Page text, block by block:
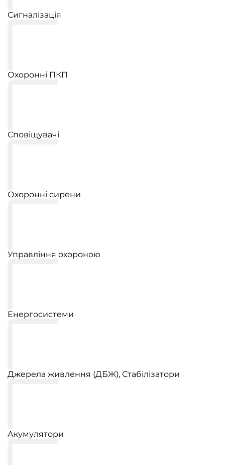
Сигналізація
Охоронні ПКП
Сповіщувачі
Охоронні сирени
Управління охороною
Енергосистеми
Джерела живлення (ДБЖ), Стабілізатори
Акумулятори